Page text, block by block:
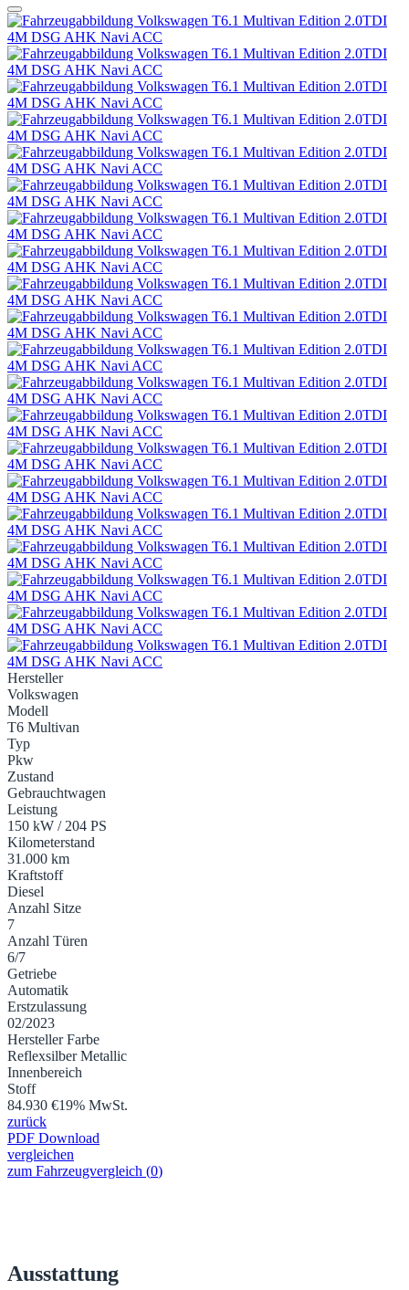
Hersteller
Volkswagen
Modell
T6 Multivan
Typ
Pkw
Zustand
Gebrauchtwagen
Leistung
150 kW / 204 PS
Kilometerstand
31.000 km
Kraftstoff
Diesel
Anzahl Sitze
7
Anzahl Türen
6/7
Getriebe
Automatik
Erstzulassung
02/2023
Hersteller Farbe
Reflexsilber Metallic
Innenbereich
Stoff
84.930 €19% MwSt.
zurück
PDF Download
vergleichen
zum Fahrzeugvergleich (0)
Ausstattung